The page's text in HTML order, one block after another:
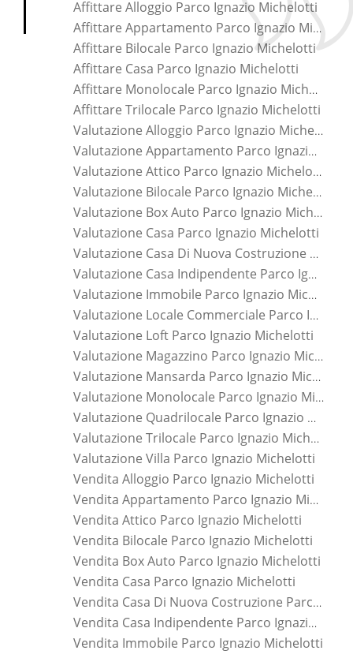
Affittare Alloggio Parco Ignazio Michelotti
Affittare Appartamento Parco Ignazio Michelotti
Affittare Bilocale Parco Ignazio Michelotti
Affittare Casa Parco Ignazio Michelotti
Affittare Monolocale Parco Ignazio Michelotti
Affittare Trilocale Parco Ignazio Michelotti
Valutazione Alloggio Parco Ignazio Michelotti
Valutazione Appartamento Parco Ignazio Michelotti
Valutazione Attico Parco Ignazio Michelotti
Valutazione Bilocale Parco Ignazio Michelotti
Valutazione Box Auto Parco Ignazio Michelotti
Valutazione Casa Parco Ignazio Michelotti
Valutazione Casa Di Nuova Costruzione Parco Ignazio Michelotti
Valutazione Casa Indipendente Parco Ignazio Michelotti
Valutazione Immobile Parco Ignazio Michelotti
Valutazione Locale Commerciale Parco Ignazio Michelotti
Valutazione Loft Parco Ignazio Michelotti
Valutazione Magazzino Parco Ignazio Michelotti
Valutazione Mansarda Parco Ignazio Michelotti
Valutazione Monolocale Parco Ignazio Michelotti
Valutazione Quadrilocale Parco Ignazio Michelotti
Valutazione Trilocale Parco Ignazio Michelotti
Valutazione Villa Parco Ignazio Michelotti
Vendita Alloggio Parco Ignazio Michelotti
Vendita Appartamento Parco Ignazio Michelotti
Vendita Attico Parco Ignazio Michelotti
Vendita Bilocale Parco Ignazio Michelotti
Vendita Box Auto Parco Ignazio Michelotti
Vendita Casa Parco Ignazio Michelotti
Vendita Casa Di Nuova Costruzione Parco Ignazio Michelotti
Vendita Casa Indipendente Parco Ignazio Michelotti
Vendita Immobile Parco Ignazio Michelotti